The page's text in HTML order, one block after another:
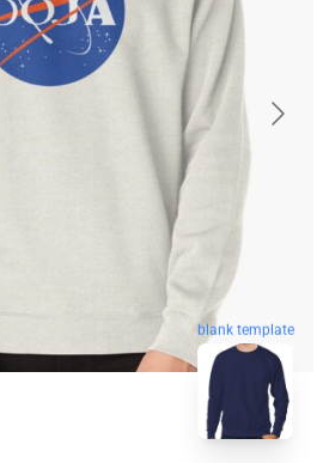
blank template